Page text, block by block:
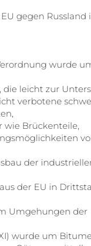
gegen Russland
wurde
leicht zur
verbotene
wie Brückenteile,
der
der EU in
Umgehungen der
wurde um